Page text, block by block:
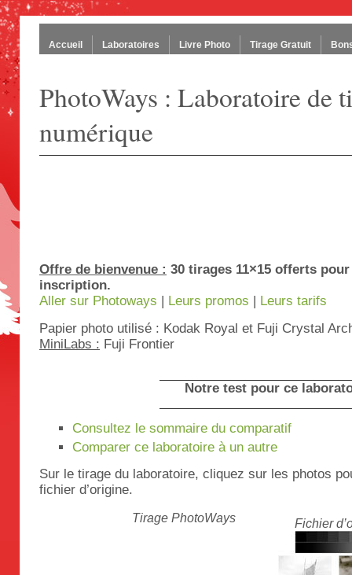
Accueil Laboratoires Livre Photo Tirage Gratuit
PhotoWays : Laboratoire de
numérique
Offre de bienvenue : 30 tirages 11×15 offerts
inscription.
Aller sur Photoways | Leurs promos | Leurs tarifs
Papier photo utilisé : Kodak Royal et Fuji Crystal
MiniLabs : Fuji Frontier
Notre test pour ce
Consultez le sommaire du comparatif
Comparer ce laboratoire à un autre
Sur le tirage du laboratoire, cliquez sur les photos
fichier d’origine.
Tirage PhotoWays Fichier